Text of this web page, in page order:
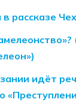
рассказе
идёт